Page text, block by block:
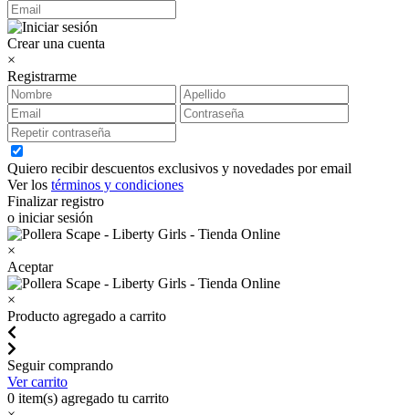
Crear una cuenta
×
Registrarme
Quiero recibir descuentos exclusivos y novedades por email
Ver los términos y condiciones
Finalizar registro
o iniciar sesión
×
Aceptar
×
Producto agregado a carrito
Seguir comprando
Ver carrito
0 item(s) agregado tu carrito